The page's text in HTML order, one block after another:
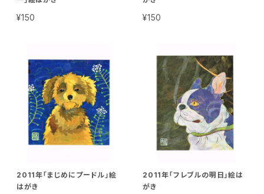
¥150 ¥150
2011年「まじめにプードル」絵
はがき
2011年「フレブルの明日」絵は
がき